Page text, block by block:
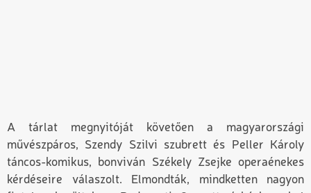
A tárlat megnyitóját követően a magyarországi
művészpáros, Szendy Szilvi szubrett és Peller Károly
táncos-komikus, bonviván Székely Zsejke operaénekes
kérdéseire válaszolt. Elmondták, mindketten nagyon